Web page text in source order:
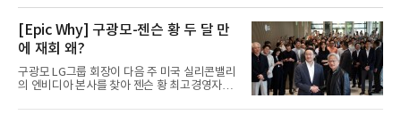
[Epic Why] 구광모-젠슨 황 두 달 만
에 재회 왜?
구광모 LG그룹 회장이 다음 주 미국 실리콘밸리
의 엔비디아 본사를 찾아 젠슨 황 최고경영자